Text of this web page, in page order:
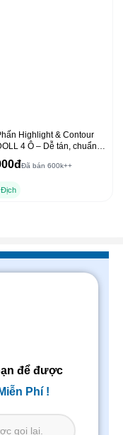
Highlight & Contour
4 Ô – Dễ tán, chuẩn
lâu trôi 9g
Đã bán 600k++
Địch
để được
Miễn Phí !